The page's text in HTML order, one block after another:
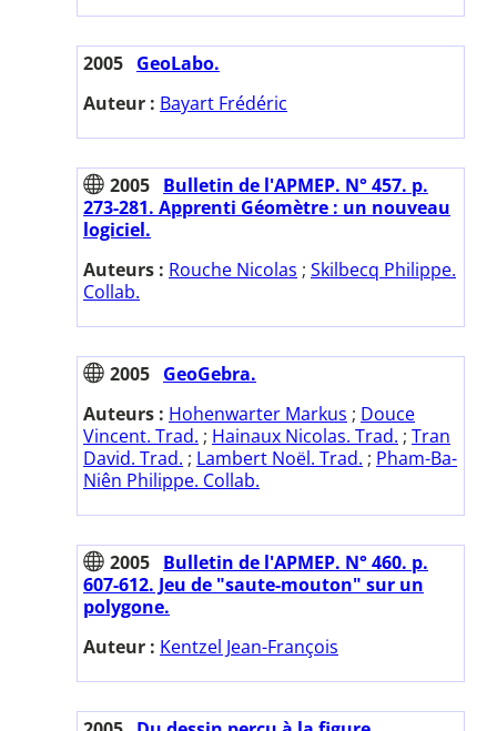
2005 GeoLabo.
Auteur : Bayart Frédéric
2005 Bulletin de l'APMEP. N° 457. p.
273-281. Apprenti Géomètre : un nouveau
logiciel.
Auteurs : Rouche Nicolas ; Skilbecq Philippe.
Collab.
2005 GeoGebra.
Auteurs : Hohenwarter Markus ; Douce
Vincent. Trad. ; Hainaux Nicolas. Trad. ; Tran
David. Trad. ; Lambert Noël. Trad. ; Pham-Ba-
Niên Philippe. Collab.
2005 Bulletin de l'APMEP. N° 460. p.
607-612. Jeu de "saute-mouton" sur un
polygone.
Auteur : Kentzel Jean-François